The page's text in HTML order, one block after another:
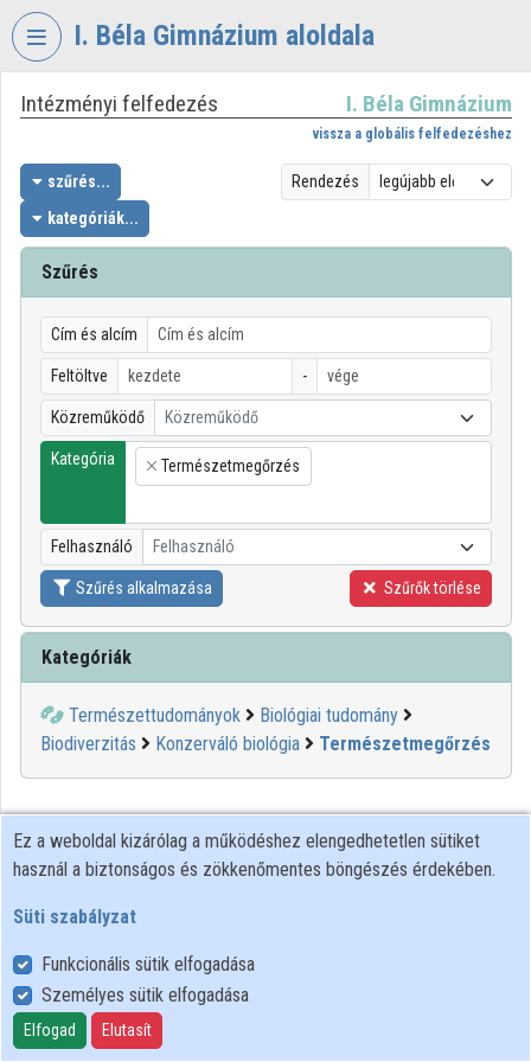
Fejléc kihagyása
I. Béla Gimnázium aloldala
VIDEOTORIUM
BÉLA
GIMNÁZIUM
Intézményi kezdőlap
Bejelentkezés
Intézményi felfedezés
Kategóriák
Intézményi listák
Intézmények
Közreműködők
Intézményi felfedezés I. Béla Gimnázium
vissza a globális felfedezéshez
szűrés...
kategóriák...
Rendezés
Szűrés
Cím és alcím
Feltöltve -
Közreműködő Közreműködő
Kategória
×
Természetmegőrzés
Felhasználó Felhasználó
Szűrés alkalmazása Szűrők törlése
Kategóriák
Természettudományok
Biológiai tudomány
Biodiverzitás
Konzerváló biológia Természetmegőrzés
Felhasználói szabályzat
Adatkezelési tájékoztató
Süti szabályzat
Ez a weboldal kizárólag a működéshez elengedhetetlen sütiket
használ a biztonságos és zökkenőmentes böngészés érdekében.
Süti szabályzat
Funkcionális sütik elfogadása
Személyes sütik elfogadása
Elfogad Elutasít